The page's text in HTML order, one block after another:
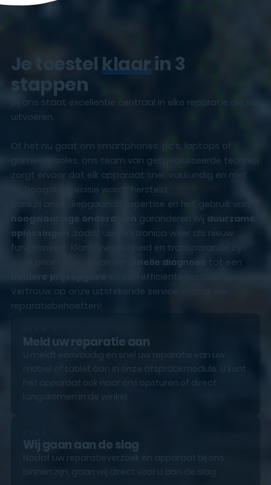
Je toestelklaarin 3
stappen
Bij ons staat excellentie centraal in elke reparatie die we
uitvoeren.
Of het nu gaat om smartphones, pc’s, laptops of
gameconsoles, ons team van gespecialiseerde technici
zorgt ervoor dat elk apparaat snel, vakkundig en met
de hoogste precisie wordt hersteld.
Dankzij onze diepgaande expertise en het gebruik van
hoogwaardige onderdelen
garanderen wij duurzame
oplossingen
, zodat uw elektronica weer als nieuw
functioneert. Klanttevredenheid en transparantie zijn
snelle diagnose
tot een
en een efficiënte herstelling.
Vertrouw op onze uitstekende service voor al uw
reparatiebehoeften!
STAP 1
Meld uw reparatie aan
U meldt eenvoudig en snel uw reparatie van uw
mobiel of tablet aan in onze afspraakmodule. U kunt
het apparaat ook naar ons opsturen of direct
langskomen in de winkel.
Wij gaan aan de slag
Nadat uw reparatieverzoek en apparaat bij ons
binnen zijn, gaan wij direct voor u aan de slag.